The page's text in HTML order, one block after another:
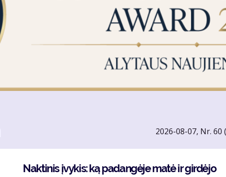
2026-08-07, Nr. 60
Naktinis įvykis: ką padangėje matė ir girdėjo